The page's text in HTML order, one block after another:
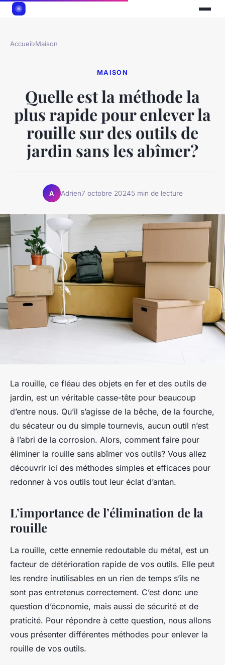
Accueil›Maison
MAISON
Quelle est la méthode la
plus rapide pour enlever la
rouille sur des outils de
jardin sans les abîmer?
A Adrien7 octobre 20245 min de lecture
La rouille, ce fléau des objets en fer et des outils de
jardin, est un véritable casse-tête pour beaucoup
d’entre nous. Qu’il s’agisse de la bêche, de la fourche,
du sécateur ou du simple tournevis, aucun outil n’est
à l’abri de la corrosion. Alors, comment faire pour
éliminer la rouille sans abîmer vos outils? Vous allez
découvrir ici des méthodes simples et efficaces pour
redonner à vos outils tout leur éclat d’antan.
L’importance de l’élimination de la
rouille
La rouille, cette ennemie redoutable du métal, est un
facteur de détérioration rapide de vos outils. Elle peut
les rendre inutilisables en un rien de temps s’ils ne
sont pas entretenus correctement. C’est donc une
question d’économie, mais aussi de sécurité et de
praticité. Pour répondre à cette question, nous allons
vous présenter différentes méthodes pour enlever la
rouille de vos outils.